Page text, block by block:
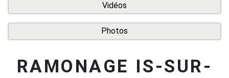
Vidéos
Photos
RAMONAGE IS-SUR-